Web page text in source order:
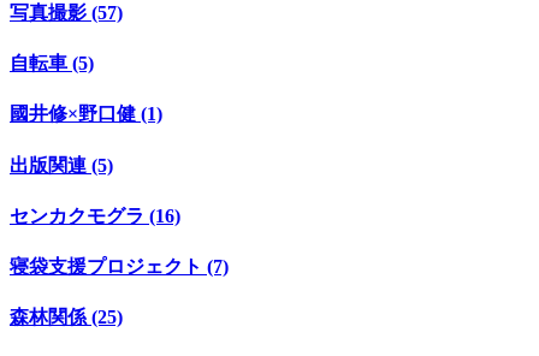
写真撮影 (57)
自転車 (5)
國井修×野口健 (1)
出版関連 (5)
センカクモグラ (16)
寝袋支援プロジェクト (7)
森林関係 (25)